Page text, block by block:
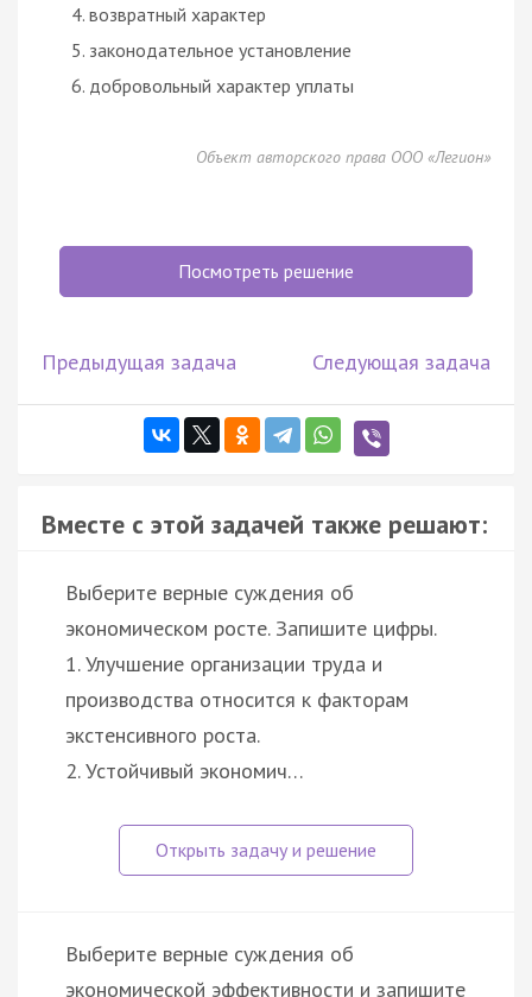
возвратный характер
законодательное установление
добровольный характер уплаты
Объект авторского права ООО «Легион»
Посмотреть решение
Предыдущая задача Следующая задача
Вместе с этой задачей также решают:
Выберите верные суждения об
экономическом росте. Запишите цифры.
1. Улучшение организации труда и
производства относится к факторам
экстенсивного роста.
2. Устойчивый экономич…
Выберите верные суждения об
экономической эффективности и запишите